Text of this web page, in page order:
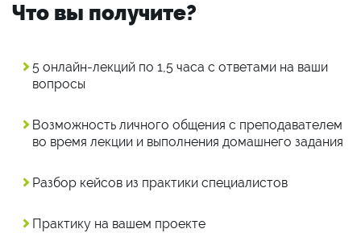
Что вы получите?
5 онлайн-лекций по 1,5 часа с ответами на ваши
вопросы
Возможность личного общения с преподавателем
во время лекции и выполнения домашнего задания
Разбор кейсов из практики специалистов
Практику на вашем проекте